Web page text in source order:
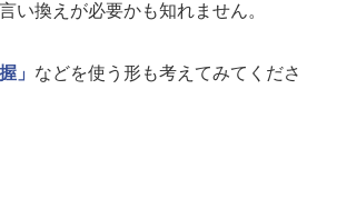
い換えが必要かも知れません。
」 などを使う形も考えてみてくださ